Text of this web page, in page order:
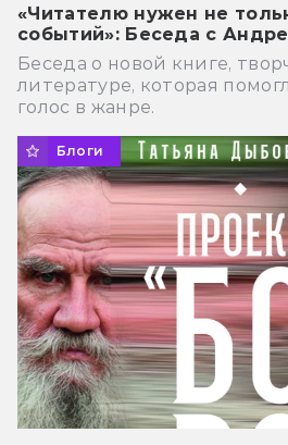
«Читателю нужен не
событий»: Беседа с
Беседа о новой книге,
литературе, которая
голос в жанре.
Блоги